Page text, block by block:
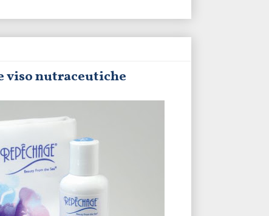
viso nutraceutiche